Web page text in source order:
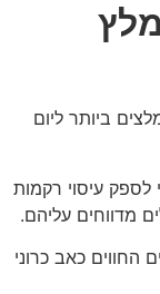
ביותר ליום
עיסוי רקמות
מדווחים עליהם.
החווים כאב כרוני